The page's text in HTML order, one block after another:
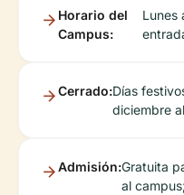
Horario del
Campus:
Lunes
Cerrado:Días
diciembre
Admisión:Gratuita
al